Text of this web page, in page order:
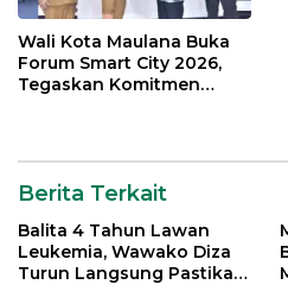
Wali Kota Maulana Buka
Forum Smart City 2026,
Tegaskan Komitmen
Berita Terkait
Balita 4 Tahun Lawan
Leukemia, Wawako Diza
Turun Langsung Pastikan